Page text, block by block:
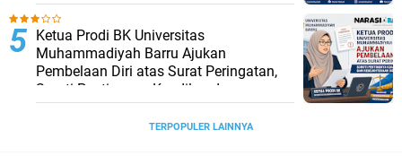
Ketua Prodi BK Universitas
Muhammadiyah Barru Ajukan
Pembelaan Diri atas Surat Peringatan,
Soroti Pentingnya Keadilan dan
Kesejahteraan Dosen
TERPOPULER LAINNYA